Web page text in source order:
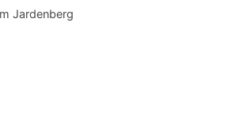
Jardenberg